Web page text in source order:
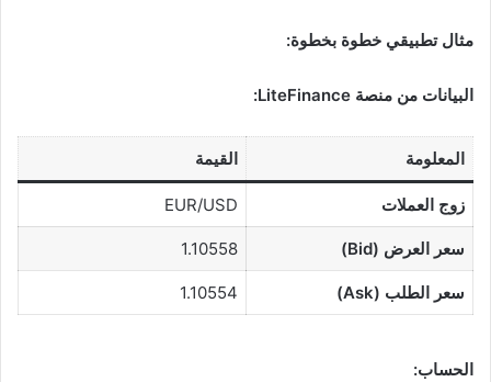
مثال تطبيقي خطوة بخطوة:
البيانات من منصة LiteFinance:
المعلومة القيمة
زوج العملات EUR/USD
سعر العرض (Bid) 1.10558
سعر الطلب (Ask) 1.10554
الحساب: